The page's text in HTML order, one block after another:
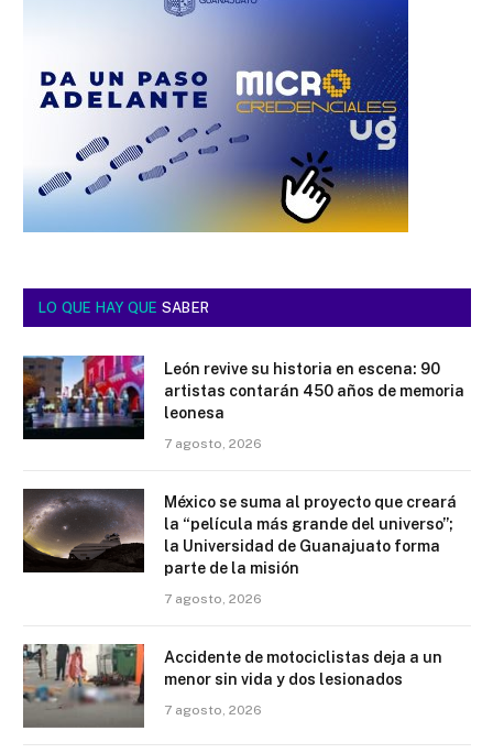
LO QUE HAY QUE SABER
León revive su historia en escena: 90
artistas contarán 450 años de memoria
leonesa
7 agosto, 2026
México se suma al proyecto que creará
la “película más grande del universo”;
la Universidad de Guanajuato forma
parte de la misión
7 agosto, 2026
Accidente de motociclistas deja a un
menor sin vida y dos lesionados
7 agosto, 2026